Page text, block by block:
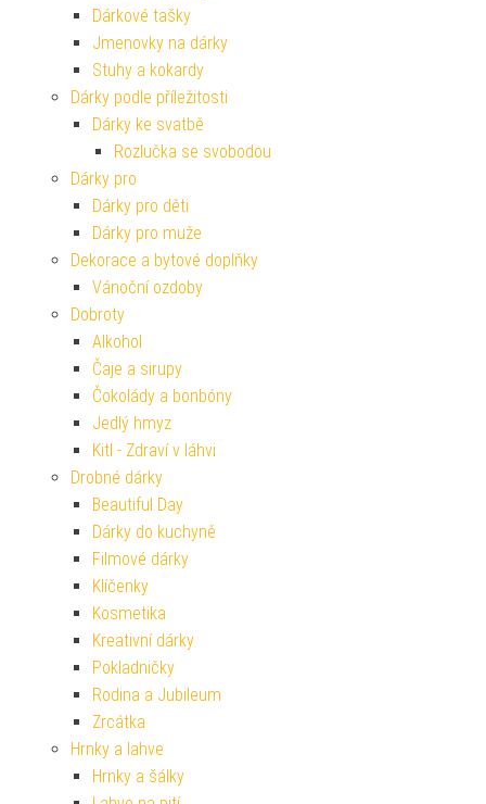
Dárkové tašky
Jmenovky na dárky
Stuhy a kokardy
Dárky podle příležitosti
Dárky ke svatbě
Rozlučka se svobodou
Dárky pro
Dárky pro děti
Dárky pro muže
Dekorace a bytové doplňky
Vánoční ozdoby
Dobroty
Alkohol
Čaje a sirupy
Čokolády a bonbóny
Jedlý hmyz
Kitl - Zdraví v láhvi
Drobné dárky
Beautiful Day
Dárky do kuchyně
Filmové dárky
Klíčenky
Kosmetika
Kreativní dárky
Pokladničky
Rodina a Jubileum
Zrcátka
Hrnky a lahve
Hrnky a šálky